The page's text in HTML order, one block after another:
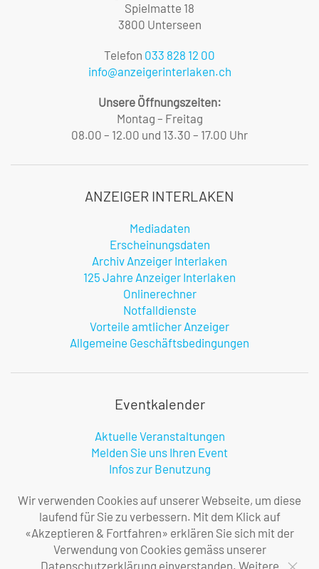
Spielmatte 18
3800 Unterseen
Telefon 033 828 12 00
info@anzeigerinterlaken.ch
Unsere Öffnungszeiten:
Montag – Freitag
08.00 – 12.00 und 13.30 – 17.00 Uhr
ANZEIGER INTERLAKEN
Mediadaten
Erscheinungsdaten
Archiv Anzeiger Interlaken
125 Jahre Anzeiger Interlaken
Onlinerechner
Notfalldienste
Vorteile amtlicher Anzeiger
Allgemeine Geschäftsbedingungen
Eventkalender
Aktuelle Veranstaltungen
Melden Sie uns Ihren Event
Infos zur Benutzung
Firma
Über uns
Wir verwenden Cookies auf unserer Webseite, um diese
laufend für Sie zu verbessern. Mit dem Klick auf
«Akzeptieren & Fortfahren» erklären Sie sich mit der
Verwendung von Cookies gemäss unserer
Datenschutzerklärung einverstanden. Weitere